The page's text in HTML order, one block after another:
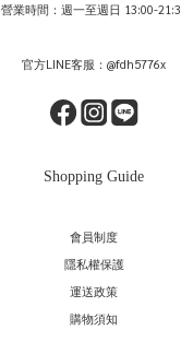
營業時間：週一至週日 13:00-
官方LINE客服：@fdh5776x
Shopping Guide
會員制度
隱私權保護
運送政策
購物須知